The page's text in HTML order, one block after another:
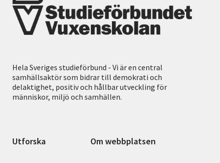
Hela Sveriges studieförbund - Vi är en central
samhällsaktör som bidrar till demokrati och
delaktighet, positiv och hållbar utveckling för
människor, miljö och samhällen.
Utforska Om webbplatsen